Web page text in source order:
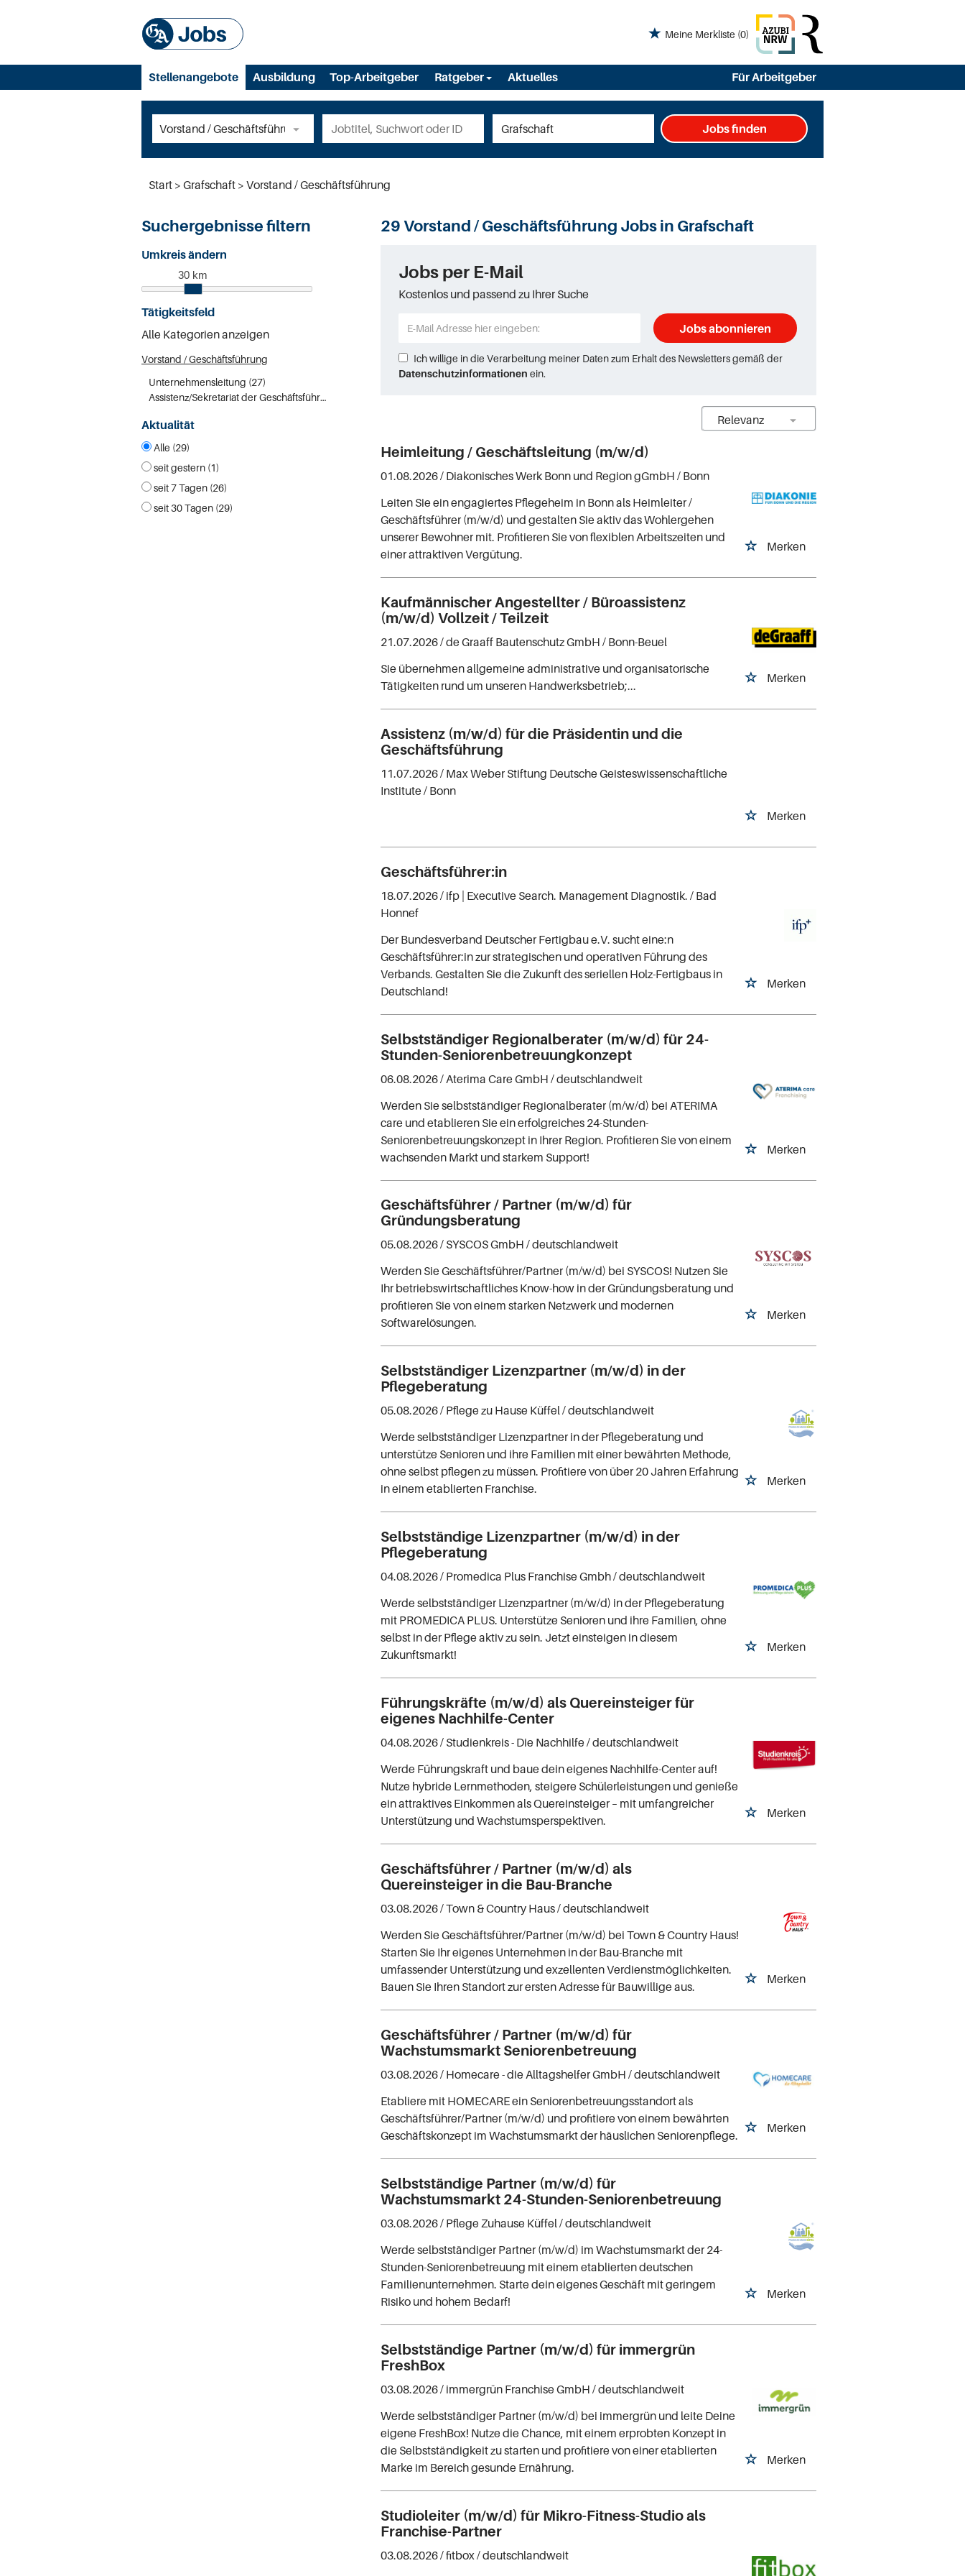
Meine Merkliste (0)
Stellenangebote Ausbildung Top-Arbeitgeber Ratgeber Aktuelles Für Arbeitgeber
Jobs finden
Start Grafschaft Vorstand / Geschäftsführung
Suchergebnisse filtern
Umkreis ändern
30 km
Tätigkeitsfeld
Alle Kategorien anzeigen
Vorstand / Geschäftsführung
Unternehmensleitung (27)
Assistenz/Sekretariat der Geschäftsführung (2)
Aktualität
Alle (29)
seit gestern (1)
seit 7 Tagen (26)
seit 30 Tagen (29)
29 Vorstand / Geschäftsführung Jobs in Grafschaft
Jobs per E-Mail
Kostenlos und passend zu Ihrer Suche
Jobs abonnieren
Ich willige in die Verarbeitung meiner Daten zum Erhalt des Newsletters gemäß der
Datenschutzinformationen ein.
Heimleitung / Geschäftsleitung (m/w/d)
Merken
01.08.2026 / Diakonisches Werk Bonn und Region gGmbH / Bonn
Leiten Sie ein engagiertes Pflegeheim in Bonn als Heimleiter /
Geschäftsführer (m/w/d) und gestalten Sie aktiv das Wohlergehen
unserer Bewohner mit. Profitieren Sie von flexiblen Arbeitszeiten und
einer attraktiven Vergütung.
Kaufmännischer Angestellter / Büroassistenz
(m/w/d) Vollzeit / Teilzeit
Merken
21.07.2026 /de Graaff Bautenschutz GmbH / Bonn-Beuel
Sie übernehmen allgemeine administrative und organisatorische
Tätigkeiten rund um unseren Handwerksbetrieb;...
Assistenz (m/w/d) für die Präsidentin und die
Geschäftsführung
Merken
11.07.2026 / Max Weber Stiftung Deutsche Geisteswissenschaftliche
Institute/ Bonn
Geschäftsführer:in
Merken
18.07.2026 / ifp | Executive Search. Management Diagnostik. / Bad
Honnef
Der Bundesverband Deutscher Fertigbau e.V. sucht eine:n
Geschäftsführer:in zur strategischen und operativen Führung des
Verbands. Gestalten Sie die Zukunft des seriellen Holz-Fertigbaus in
Deutschland!
Selbstständiger Regionalberater (m/w/d) für 24-
Stunden-Seniorenbetreuungkonzept
Merken
06.08.2026 / Aterima Care GmbH / deutschlandweit
Werden Sie selbstständiger Regionalberater (m/w/d) bei ATERIMA
care und etablieren Sie ein erfolgreiches 24-Stunden-
Seniorenbetreuungskonzept in Ihrer Region. Profitieren Sie von einem
wachsenden Markt und starkem Support!
Geschäftsführer / Partner (m/w/d) für
Gründungsberatung
Merken
05.08.2026 / SYSCOS GmbH / deutschlandweit
Werden Sie Geschäftsführer/Partner (m/w/d) bei SYSCOS! Nutzen Sie
Ihr betriebswirtschaftliches Know-how in der Gründungsberatung und
profitieren Sie von einem starken Netzwerk und modernen
Softwarelösungen.
Selbstständiger Lizenzpartner (m/w/d) in der
Pflegeberatung
Merken
05.08.2026 / Pflege zu Hause Küffel/ deutschlandweit
Werde selbstständiger Lizenzpartner in der Pflegeberatung und
unterstütze Senioren und ihre Familien mit einer bewährten Methode,
ohne selbst pflegen zu müssen. Profitiere von über 20 Jahren Erfahrung
in einem etablierten Franchise.
Selbstständige Lizenzpartner (m/w/d) in der
Pflegeberatung
Merken
04.08.2026 / Promedica Plus Franchise Gmbh/ deutschlandweit
Werde selbstständiger Lizenzpartner (m/w/d) in der Pflegeberatung
mit PROMEDICA PLUS. Unterstütze Senioren und ihre Familien, ohne
selbst in der Pflege aktiv zu sein. Jetzt einsteigen in diesem
Zukunftsmarkt!
Führungskräfte (m/w/d) als Quereinsteiger für
eigenes Nachhilfe-Center
Merken
04.08.2026 / Studienkreis - Die Nachhilfe/ deutschlandweit
Werde Führungskraft und baue dein eigenes Nachhilfe-Center auf!
Nutze hybride Lernmethoden, steigere Schülerleistungen und genieße
ein attraktives Einkommen als Quereinsteiger – mit umfangreicher
Unterstützung und Wachstumsperspektiven.
Geschäftsführer / Partner (m/w/d) als
Quereinsteiger in die Bau-Branche
Merken
03.08.2026 /Town & Country Haus/ deutschlandweit
Werden Sie Geschäftsführer/Partner (m/w/d) bei Town & Country Haus!
Starten Sie Ihr eigenes Unternehmen in der Bau-Branche mit
umfassender Unterstützung und exzellenten Verdienstmöglichkeiten.
Bauen Sie Ihren Standort zur ersten Adresse für Bauwillige aus.
Geschäftsführer / Partner (m/w/d) für
Wachstumsmarkt Seniorenbetreuung
Merken
03.08.2026 / Homecare - die Alltagshelfer GmbH / deutschlandweit
Etabliere mit HOMECARE ein Seniorenbetreuungsstandort als
Geschäftsführer/Partner (m/w/d) und profitiere von einem bewährten
Geschäftskonzept im Wachstumsmarkt der häuslichen Seniorenpflege.
Selbstständige Partner (m/w/d) für
Wachstumsmarkt 24-Stunden-Seniorenbetreuung
Merken
03.08.2026 / Pflege Zuhause Küffel / deutschlandweit
Werde selbstständiger Partner (m/w/d) im Wachstumsmarkt der 24-
Stunden-Seniorenbetreuung mit einem etablierten deutschen
Familienunternehmen. Starte dein eigenes Geschäft mit geringem
Risiko und hohem Bedarf!
Selbstständige Partner (m/w/d) für immergrün
FreshBox
Merken
03.08.2026 / immergrün Franchise GmbH / deutschlandweit
Werde selbstständiger Partner (m/w/d) bei immergrün und leite Deine
eigene FreshBox! Nutze die Chance, mit einem erprobten Konzept in
die Selbstständigkeit zu starten und profitiere von einer etablierten
Marke im Bereich gesunde Ernährung.
Studioleiter (m/w/d) für Mikro-Fitness-Studio als
Franchise-Partner
03.08.2026 /fitbox/ deutschlandweit